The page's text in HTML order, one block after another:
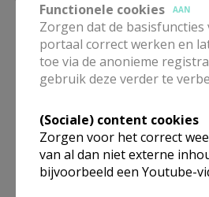
kloostergemeenschappen. De
ontvangen.
De Grauwzusters-
1, om 7.30 uur en om 9.30 uur.
Ook kans tot stil gebed en
van 10 tot 11.30 uur in de kerk
Franciscanessen.
Functionele cookies
AAN
Zorgen dat de basisfuncties
portaal correct werken en
toe via de anonieme
gebruik deze verder te
(Sociale) content cookies
Zorgen voor het correct
van al dan niet externe
bijvoorbeeld een Youtube-